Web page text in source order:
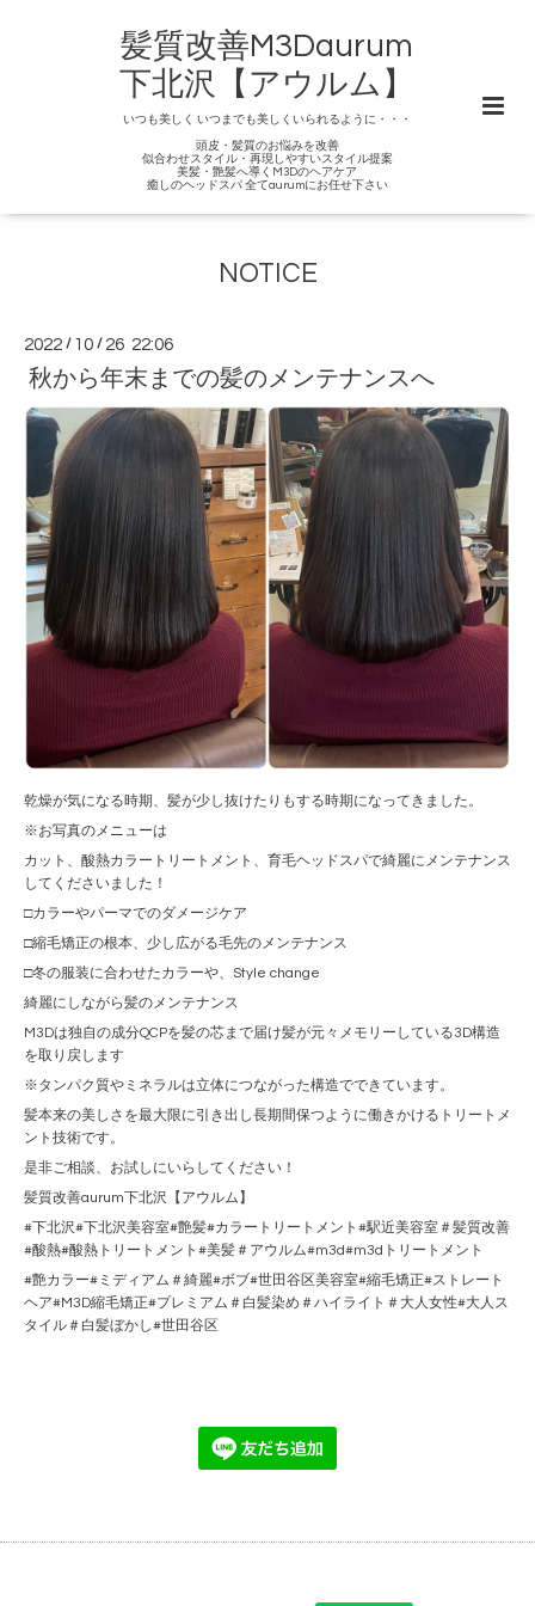
髪質改善M3Daurum
下北沢【アウルム】
いつも美しく いつまでも美しくいられるように・・・
頭皮・髪質のお悩みを改善
似合わせスタイル・再現しやすいスタイル提案
美髪・艶髪へ導くM3Dのヘアケア
癒しのヘッドスパ 全てaurumにお任せ下さい
NOTICE
2022 / 10 / 26 22:06
秋から年末までの髪のメンテナンスへ
乾燥が気になる時期、髪が少し抜けたりもする時期になってきました。
※お写真のメニューは
カット、酸熱カラートリートメント、育毛ヘッドスパで綺麗にメンテナンス
してくださいました！
□カラーやパーマでのダメージケア
□縮毛矯正の根本、少し広がる毛先のメンテナンス
□冬の服装に合わせたカラーや、Style change
綺麗にしながら髪のメンテナンス
M3Dは独自の成分QCPを髪の芯まで届け髪が元々メモリーしている3D構造
を取り戻します
※タンパク質やミネラルは立体につながった構造でできています。
髪本来の美しさを最大限に引き出し長期間保つように働きかけるトリートメ
ント技術です。
是非ご相談、お試しにいらしてください！
髪質改善aurum下北沢【アウルム】
#下北沢#下北沢美容室#艶髪#カラートリートメント#駅近美容室＃髪質改善
#酸熱#酸熱トリートメント#美髪＃アウルム#m3d#m3dトリートメント
#艶カラー#ミディアム＃綺麗#ボブ#世田谷区美容室#縮毛矯正#ストレート
ヘア#M3D縮毛矯正#プレミアム＃白髪染め＃ハイライト＃大人女性#大人ス
タイル＃白髪ぼかし#世田谷区